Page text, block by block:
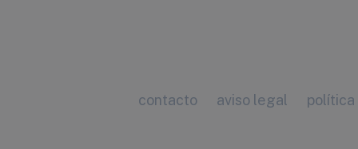
contacto aviso legal política